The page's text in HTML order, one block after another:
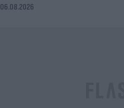
06.08.2026